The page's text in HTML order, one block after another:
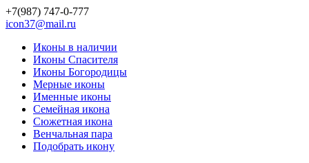
+7(987) 747-0-777
icon37@mail.ru
Иконы в наличии
Иконы Спасителя
Иконы Богородицы
Мерные иконы
Именные иконы
Семейная икона
Сюжетная икона
Венчальная пара
Подобрать икону